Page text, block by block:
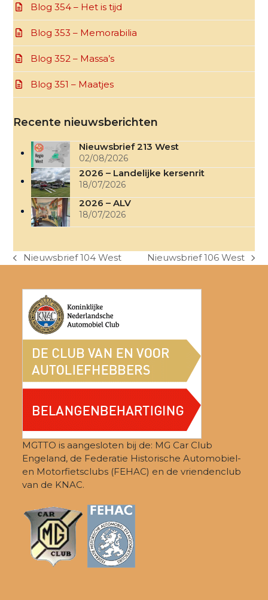
Blog 354 – Het is tijd
Blog 353 – Memorabilia
Blog 352 – Massa’s
Blog 351 – Maatjes
Recente nieuwsberichten
Nieuwsbrief 213 West
02/08/2026
2026 – Landelijke kersenrit
18/07/2026
2026 – ALV
18/07/2026
previous
Nieuwsbrief 104 West
next
Nieuwsbrief 106 West
MGTTO is aangesloten bij de: MG Car Club
Engeland, de Federatie Historische Automobiel-
en Motorfietsclubs (FEHAC) en de vriendenclub
van de KNAC.